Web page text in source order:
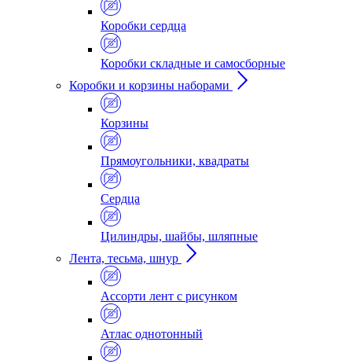
Коробки сердца
Коробки складные и самосборные
Коробки и корзины наборами
Корзины
Прямоугольники, квадраты
Сердца
Цилиндры, шайбы, шляпные
Лента, тесьма, шнур
Ассорти лент с рисунком
Атлас однотонный